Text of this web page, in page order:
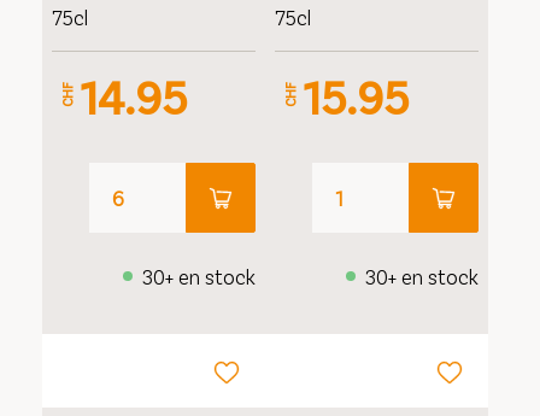
Millésimé
75cl
30+ en stock
CHF 14.95
Millésimé
75cl
30+ en stock
CHF 15.95